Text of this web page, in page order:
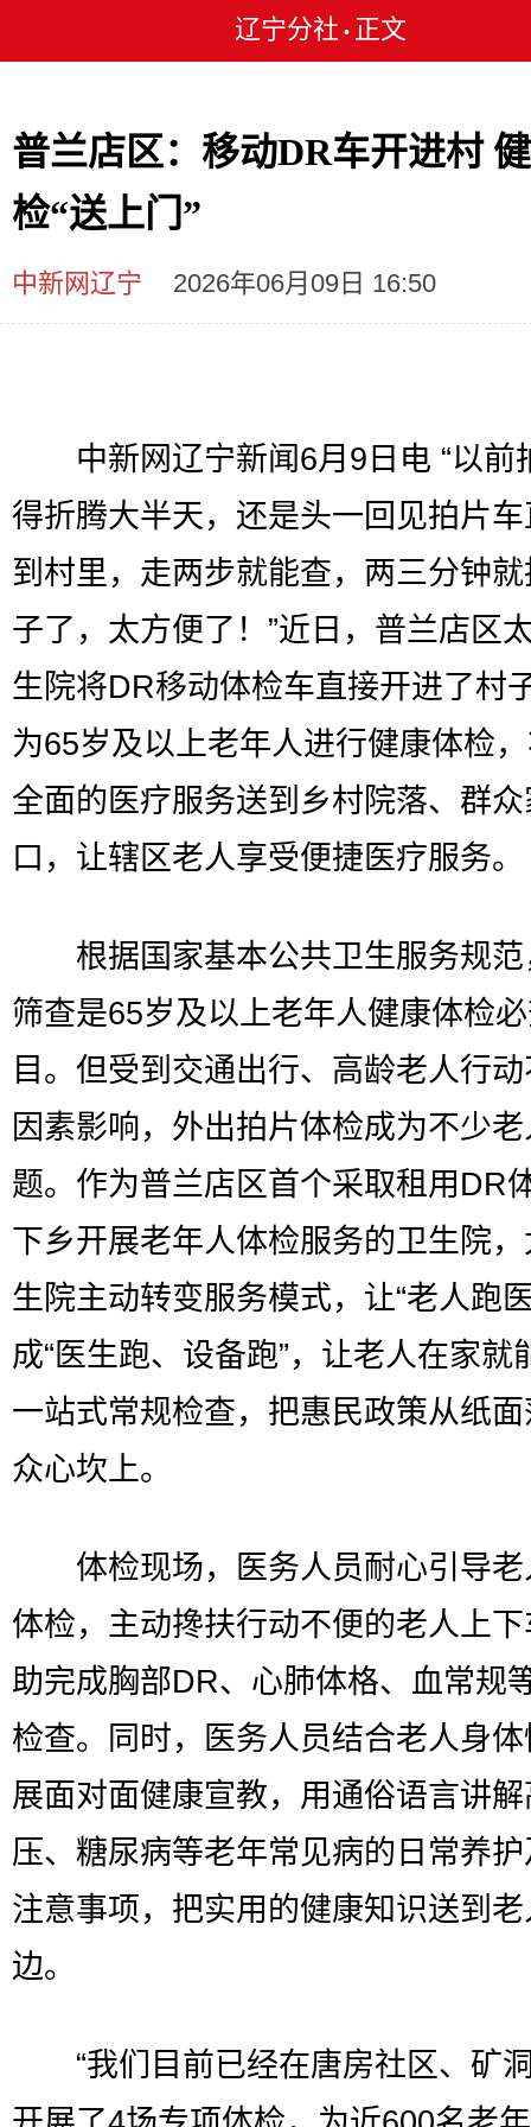
辽宁分社 • 正文
普兰店区：移动DR车开进村
检“送上门”
中新网辽宁 2026年06月09日 16:50
中新网辽宁新闻6月9日电 “以前
得折腾大半天，还是头一回见拍片
到村里，走两步就能查，两三分钟
子了，太方便了！”近日，普兰店区
生院将DR移动体检车直接开进了村
为65岁及以上老年人进行健康体检
全面的医疗服务送到乡村院落、群
口，让辖区老人享受便捷医疗服务。
根据国家基本公共卫生服务规范
筛查是65岁及以上老年人健康体检
目。但受到交通出行、高龄老人行
因素影响，外出拍片体检成为不少
题。作为普兰店区首个采取租用DR
下乡开展老年人体检服务的卫生院
生院主动转变服务模式，让“老人跑
成“医生跑、设备跑”，让老人在家就
一站式常规检查，把惠民政策从纸
众心坎上。
体检现场，医务人员耐心引导老
体检，主动搀扶行动不便的老人上
助完成胸部DR、心肺体格、血常规
检查。同时，医务人员结合老人身
展面对面健康宣教，用通俗语言讲
压、糖尿病等老年常见病的日常养
注意事项，把实用的健康知识送到
边。
“我们目前已经在唐房社区、矿